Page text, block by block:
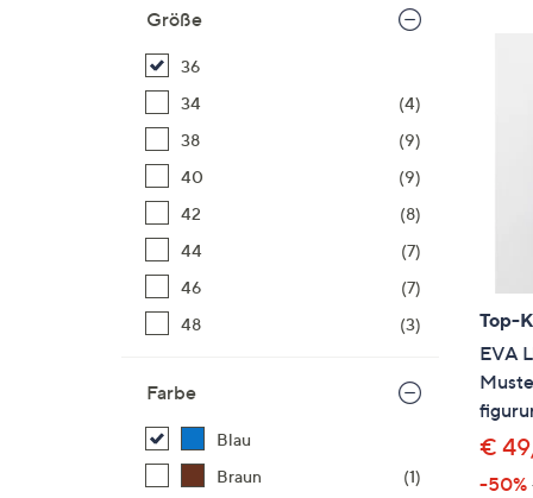
Größe
36
34
(4)
38
(9)
40
(9)
42
(8)
44
(7)
46
(7)
48
(3)
Farbe
Blau
Braun
(1)
Top-
EVA
€
-50%